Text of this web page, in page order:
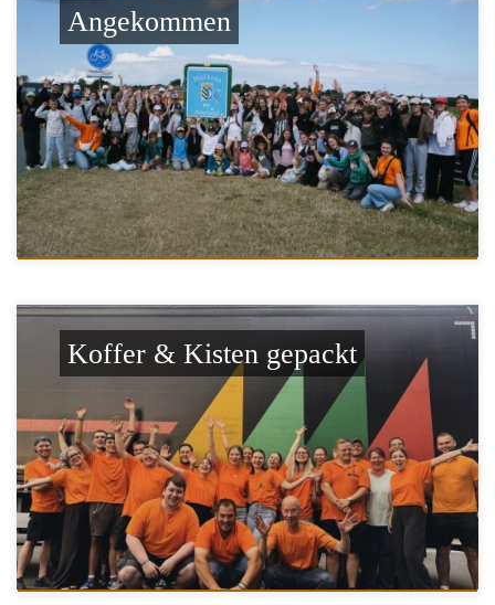
Angekommen
Koffer & Kisten gepackt